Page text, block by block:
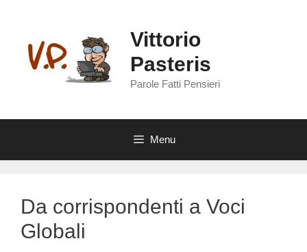
contenuto
Vittorio
Pasteris
Parole Fatti Pensieri
Menu
Da corrispondenti a Voci
Globali